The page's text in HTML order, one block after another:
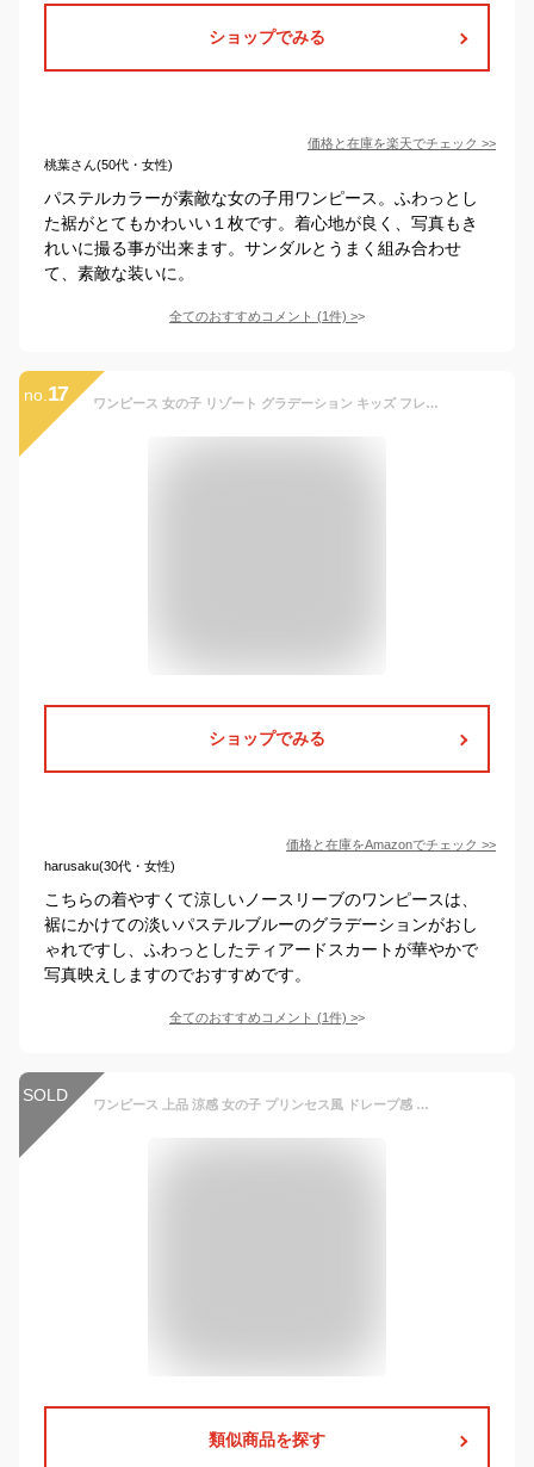
ショップでみる
価格と在庫を楽天でチェック >>
桃葉さん(50代・女性)
パステルカラーが素敵な女の子用ワンピース。ふわっとし
た裾がとてもかわいい１枚です。着心地が良く、写真もき
れいに撮る事が出来ます。サンダルとうまく組み合わせ
て、素敵な装いに。
全てのおすすめコメント (1件) >
no. 17 ワンピース 女の子 リゾート グラデーション キッズ フレアワンピース 大きいサイズ 膝丈夏かわいい ノースリーブ ティアードスカート プリーツ フリル ロング 子供 丸襟 Aライン 可愛い プリンセス ガールズ オシャレ 通学 (ブルー,170) [並行輸入品]
ショップでみる
価格と在庫をAmazonでチェック >>
harusaku(30代・女性)
こちらの着やすくて涼しいノースリーブのワンピースは、
裾にかけての淡いパステルブルーのグラデーションがおし
ゃれですし、ふわっとしたティアードスカートが華やかで
写真映えしますのでおすすめです。
全てのおすすめコメント (1件) >
SOLD ワンピース 上品 涼感 女の子 プリンセス風 ドレープ感 中長丈 ノースリーブワンピース 夏用 グラデーションドレス カジ Aライン
類似商品を探す